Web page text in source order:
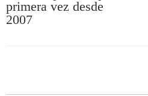
primera vez desde
2007